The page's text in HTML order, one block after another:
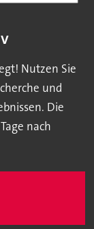
Nutzen Sie
und
Die
nach